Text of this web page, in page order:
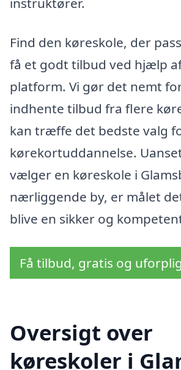
Find den køreskole, der
få et godt tilbud ved hjælp
platform. Vi gør det nemt
indhente tilbud fra flere
kan træffe det bedste valg
kørekortuddannelse.
vælger en køreskole i
nærliggende by, er målet
blive en sikker og
Få tilbud, gratis og
Oversigt over
køreskoler i